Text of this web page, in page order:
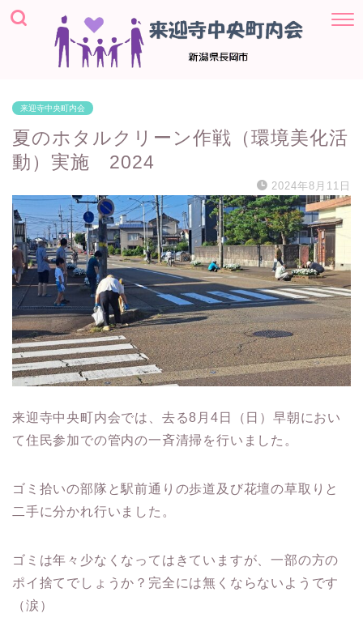
来迎寺中央町内会
夏のホタルクリーン作戦（環境美化活
動）実施 2024
2024年8月11日
来迎寺中央町内会では、去る8月4日（日）早朝におい
て住民参加での管内の一斉清掃を行いました。
ゴミ拾いの部隊と駅前通りの歩道及び花壇の草取りと
二手に分かれ行いました。
ゴミは年々少なくなってはきていますが、一部の方の
ポイ捨てでしょうか？完全には無くならないようです
（涙）